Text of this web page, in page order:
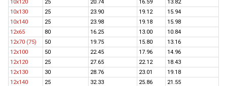
10x120
25 20.74 16.59
13.82
10х130
25 23.90 19.12
15.94
10x140
25 23.98 19.18
15.98
12х65
80 16.25 13.00
10.84
12х70 (75)
50 19.75 15.80
13.16
12х100
50 22.45 17.96
14.96
12х120
25 27.65 22.12
18.43
12х130
30 28.76 23.01
19.18
12х140
25 32.33 25.86
21.55